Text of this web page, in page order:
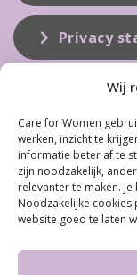
Wij
Care for Women
werken, inzicht te
informatie beter af te
zijn noodzakelijk,
relevanter te maken.
Noodzakelijke cookies
website goed te laten
Privacy
Care for Women is
van hormonale
behoort Care for
vakgebied...